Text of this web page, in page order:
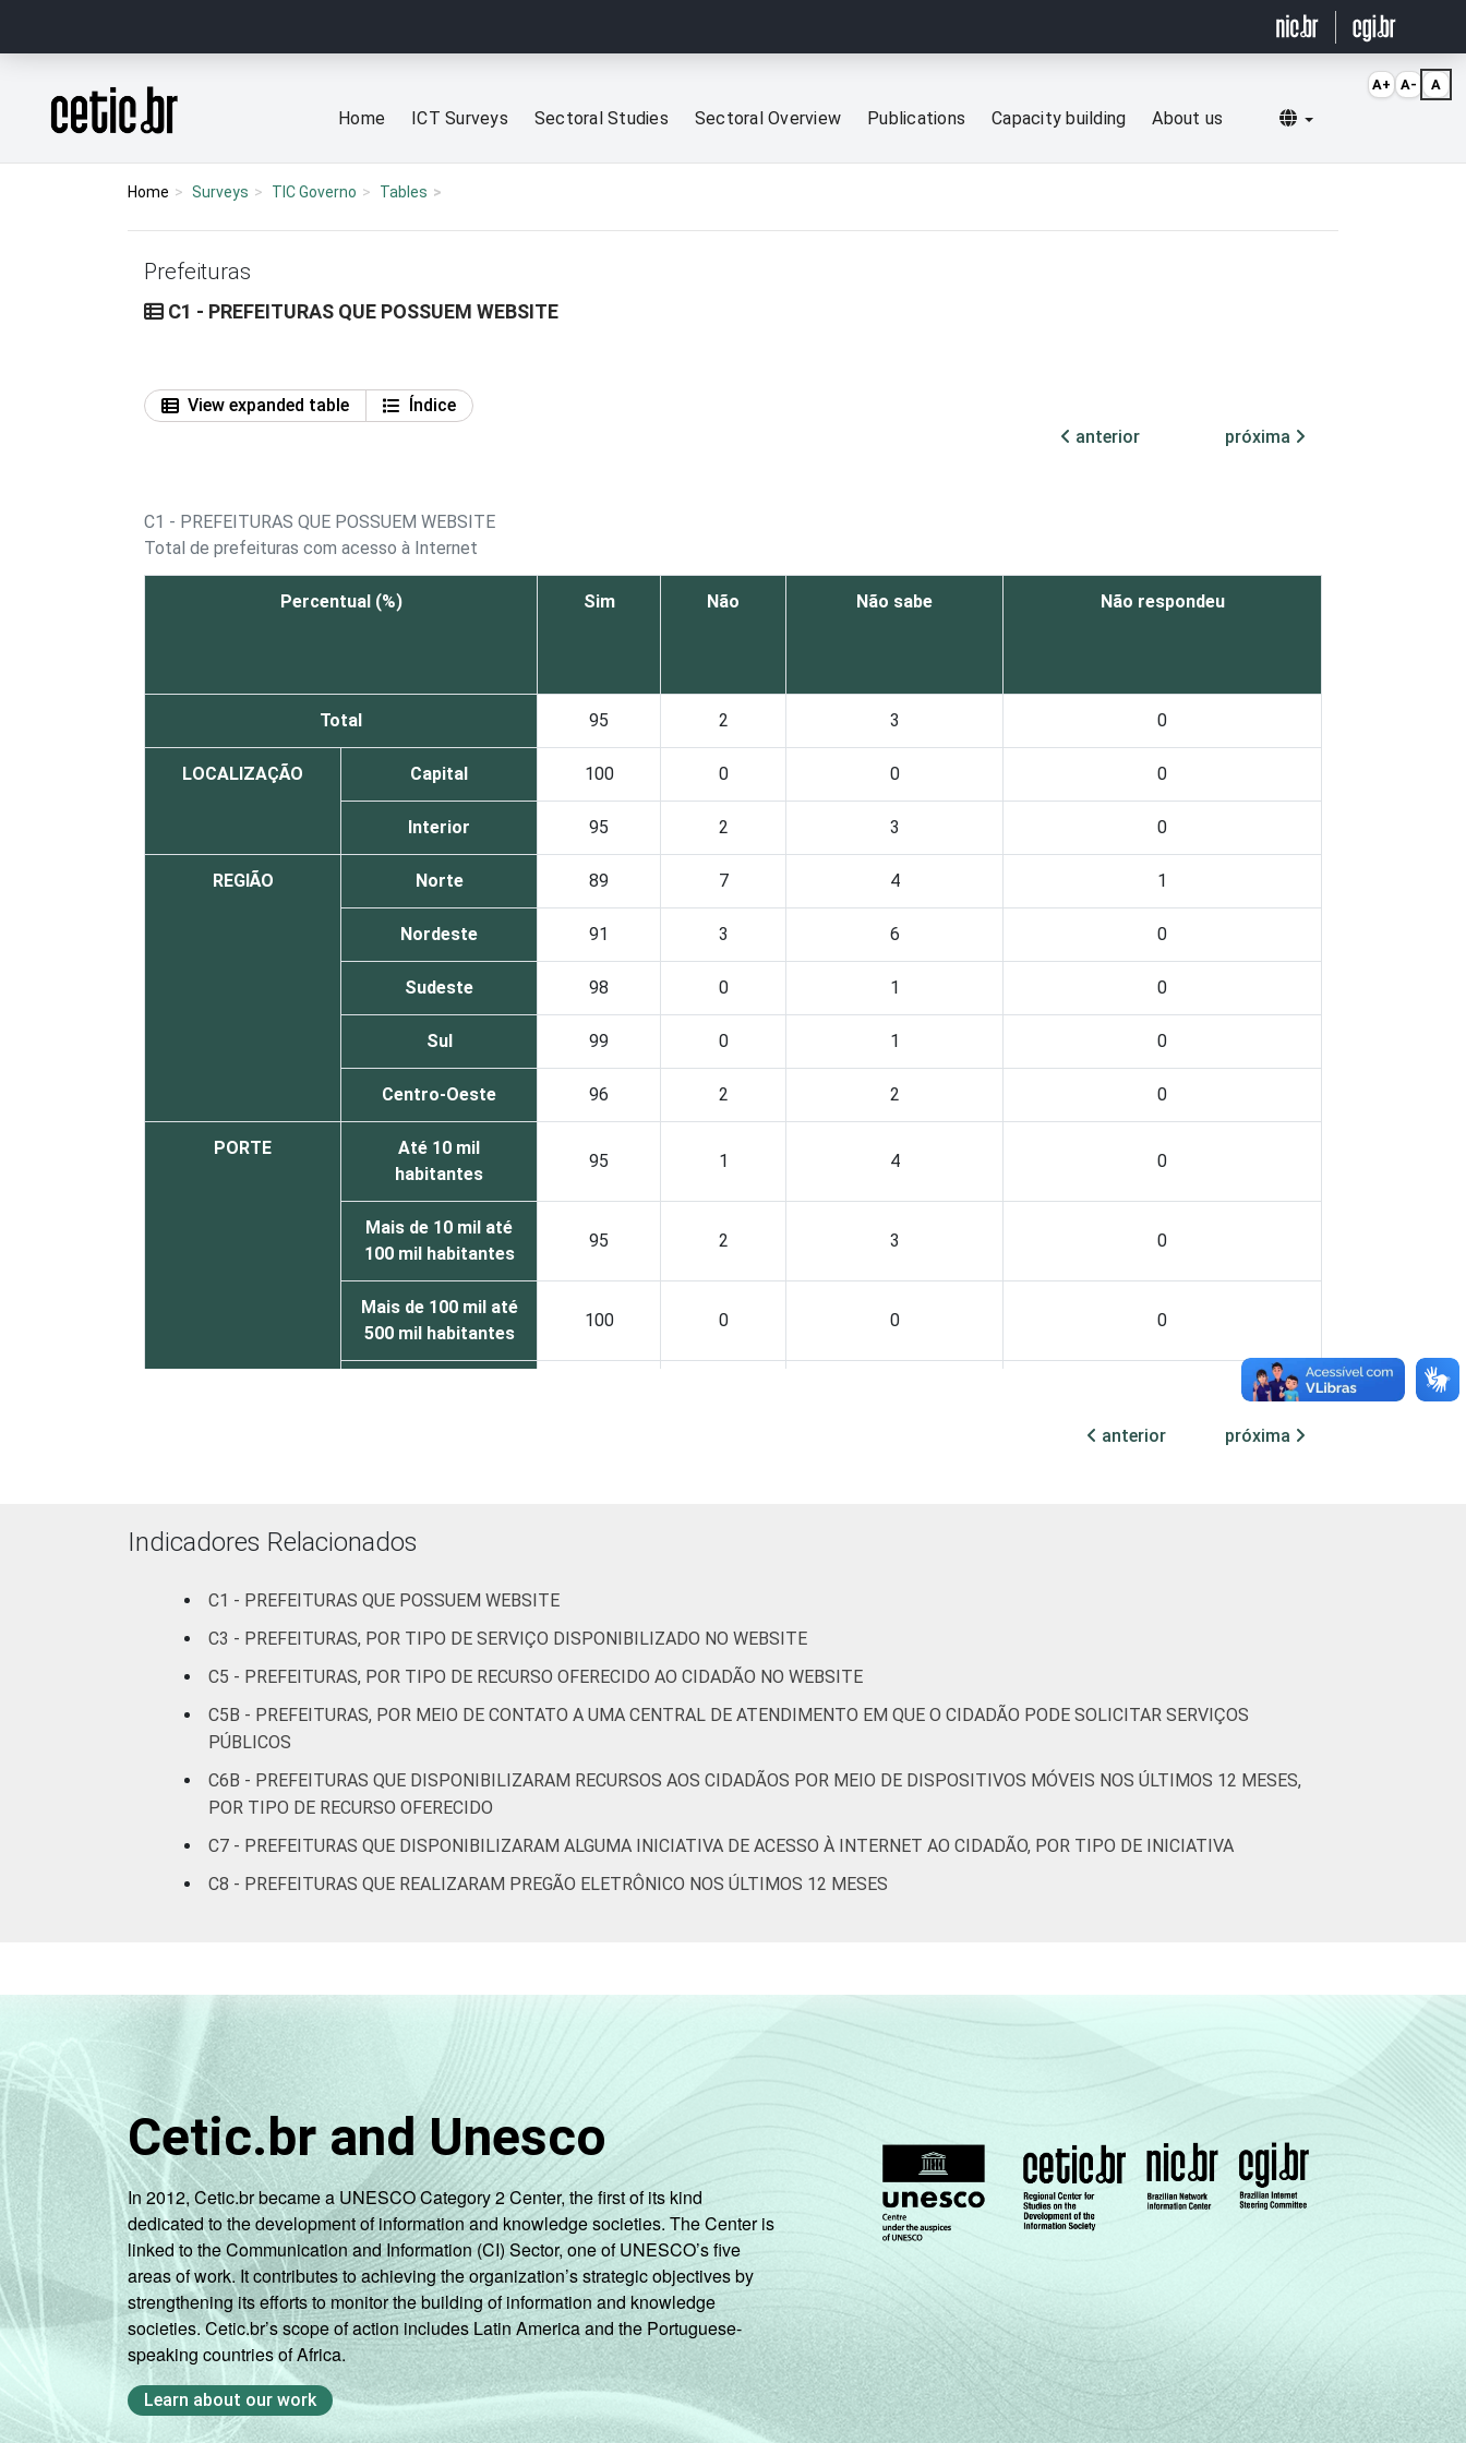
Página inicial
Home ICT Surveys Sectoral Studies Sectoral Overview Publications Capacity building About us Selecionar idioma
Home Surveys TIC Governo Tables
Prefeituras
C1 - PREFEITURAS QUE POSSUEM WEBSITE
View expanded table
Índice
anterior
próxima
C1 - PREFEITURAS QUE POSSUEM WEBSITE
Total de prefeituras com acesso à Internet
Percentual (%) Sim Não Não sabe Não respondeu
Total 95 2 3 0
LOCALIZAÇÃO Capital 100 0 0 0
Interior 95 2 3 0
REGIÃO Norte 89 7 4 1
Nordeste 91 3 6 0
Sudeste 98 0 1 0
Sul 99 0 1 0
Centro-Oeste 96 2 2 0
PORTE
Até 10 mil
habitantes
95 1 4 0
Mais de 10 mil até
100 mil habitantes
95 2 3 0
Mais de 100 mil até
500 mil habitantes
100 0 0 0
anterior próxima
Indicadores Relacionados
C1 - PREFEITURAS QUE POSSUEM WEBSITE
C3 - PREFEITURAS, POR TIPO DE SERVIÇO DISPONIBILIZADO NO WEBSITE
C5 - PREFEITURAS, POR TIPO DE RECURSO OFERECIDO AO CIDADÃO NO WEBSITE
C5B - PREFEITURAS, POR MEIO DE CONTATO A UMA CENTRAL DE ATENDIMENTO EM QUE O CIDADÃO PODE SOLICITAR SERVIÇOS
PÚBLICOS
C6B - PREFEITURAS QUE DISPONIBILIZARAM RECURSOS AOS CIDADÃOS POR MEIO DE DISPOSITIVOS MÓVEIS NOS ÚLTIMOS 12 MESES,
POR TIPO DE RECURSO OFERECIDO
C7 - PREFEITURAS QUE DISPONIBILIZARAM ALGUMA INICIATIVA DE ACESSO À INTERNET AO CIDADÃO, POR TIPO DE INICIATIVA
C8 - PREFEITURAS QUE REALIZARAM PREGÃO ELETRÔNICO NOS ÚLTIMOS 12 MESES
Cetic.br and Unesco
In 2012, Cetic.br became a UNESCO Category 2 Center, the first of its kind
dedicated to the development of information and knowledge societies. The Center is
linked to the Communication and Information (CI) Sector, one of UNESCO’s five
areas of work. It contributes to achieving the organization’s strategic objectives by
strengthening its efforts to monitor the building of information and knowledge
societies. Cetic.br’s scope of action includes Latin America and the Portuguese-
speaking countries of Africa.
Learn about our work
A+ A- A